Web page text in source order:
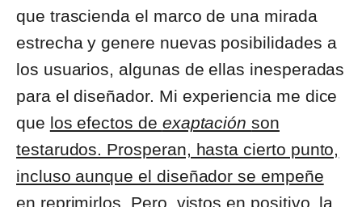
que trascienda el marco de una mirada
estrecha y genere nuevas posibilidades a
los usuarios, algunas de ellas inesperadas
para el diseñador. Mi experiencia me dice
que los efectos de exaptaciónson
testarudos. Prosperan, hasta cierto punto,
incluso aunque el diseñador se empeñe
en reprimirlos. Pero, vistos en positivo, la